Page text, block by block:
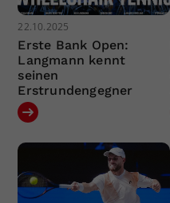
22.10.2025
Erste Bank Open:
Langmann kennt
seinen
Erstrundengegner